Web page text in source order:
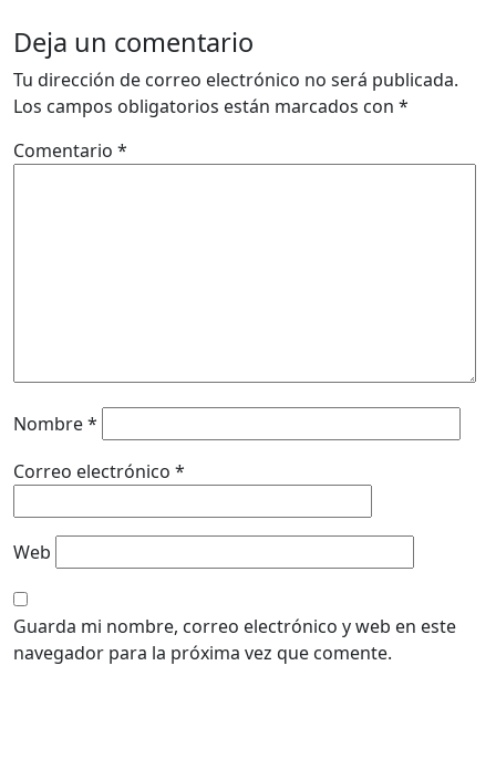
Deja un comentario
Tu dirección de correo electrónico no será publicada.
Los campos obligatorios están marcados con *
Comentario *
Nombre*
Correo electrónico *
Web
Guarda mi nombre, correo electrónico y web en este
navegador para la próxima vez que comente.